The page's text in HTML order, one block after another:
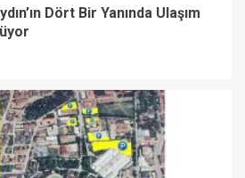
Dört Bir Yanında Ulaşım